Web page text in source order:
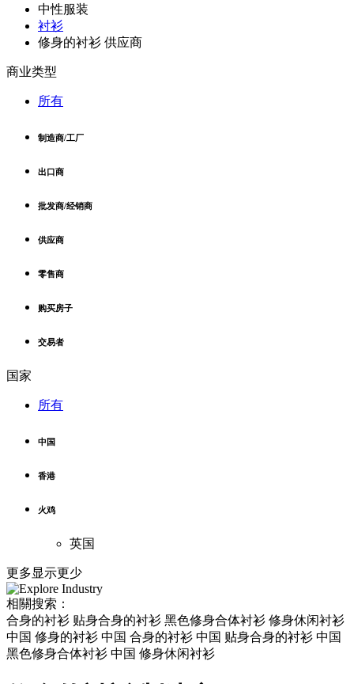
中性服装
衬衫
修身的衬衫 供应商
商业类型
所有
制造商/工厂
出口商
批发商/经销商
供应商
零售商
购买房子
交易者
国家
所有
中国
香港
火鸡
英国
更多显示更少
相關搜索：
合身的衬衫 贴身合身的衬衫 黑色修身合体衬衫 修身休闲衬衫
中国 修身的衬衫 中国 合身的衬衫 中国 贴身合身的衬衫 中国
黑色修身合体衬衫 中国 修身休闲衬衫